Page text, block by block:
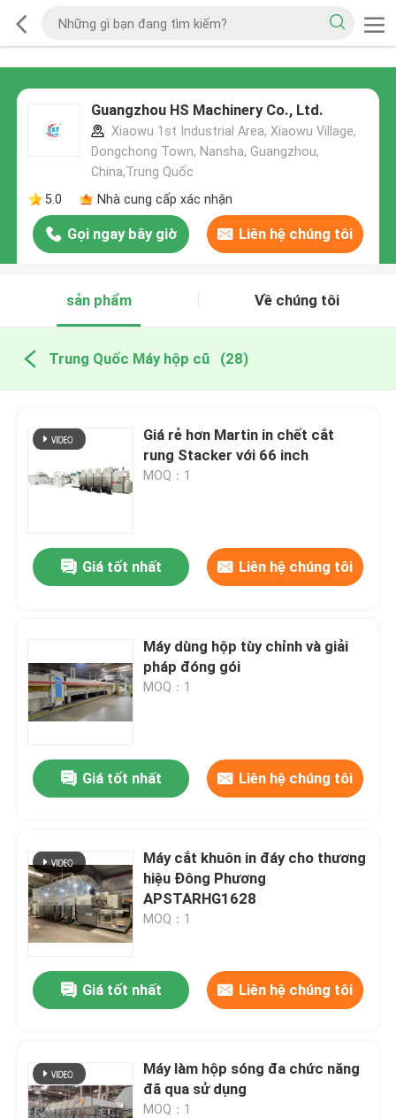
Guangzhou HS Machinery Co., Ltd.
Xiaowu 1st Industrial Area, Xiaowu Village,
Dongchong Town, Nansha, Guangzhou,
China,Trung Quốc
5.0
Nhà cung cấp xác nhận
Gọi ngay bây giờ Liên hệ chúng tôi
sản phẩm Về chúng tôi
Trung Quốc Máy hộp cũ (28)
Giá rẻ hơn Martin in chết cắt
rung Stacker với 66 inch
MOQ：1
Giá tốt nhất Liên hệ chúng tôi
Máy dùng hộp tùy chỉnh và giải
pháp đóng gói
MOQ：1
Giá tốt nhất Liên hệ chúng tôi
Máy cắt khuôn in đáy cho thương
hiệu Đông Phương
APSTARHG1628
MOQ：1
Giá tốt nhất Liên hệ chúng tôi
Máy làm hộp sóng đa chức năng
đã qua sử dụng
MOQ：1